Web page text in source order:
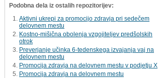
Podobna dela iz ostalih repozitorijev:
Aktivni ukrepi za promocijo zdravja pri sedečem
delovnem mestu
Kostno-mišična obolenja vzgojiteljev predšolskih
otrok
Preverjanje učinka 6-tedenskega izvajanja vaj na
delovnem mestu
Promocija zdravja na delovnem mestu v podjetju X
Promocija zdravja na delovnem mestu